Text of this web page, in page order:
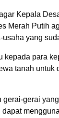
Kepala
Merah Putih
yang
kepada para
tanah untuk
gerai-gerai